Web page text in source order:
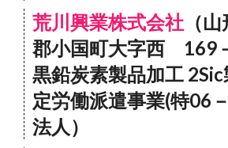
荒川興業株式会社 （
郡小国町大字西 169
黒鉛炭素製品加工
定労働派遣事業(特06
法人）